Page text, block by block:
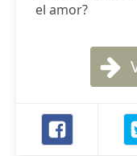
el amor?